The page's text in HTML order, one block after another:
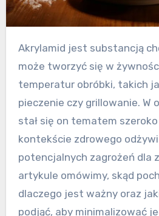
Akrylamid jest substancją chemiczną, która
może tworzyć się w
temperatur obróbki, takich
pieczenie czy grillowanie. W
stał się on tematem
kontekście zdrowego
potencjalnych zagrożeń dla
artykule omówimy, skąd
dlaczego jest ważny oraz
podjąć, aby minimalizować